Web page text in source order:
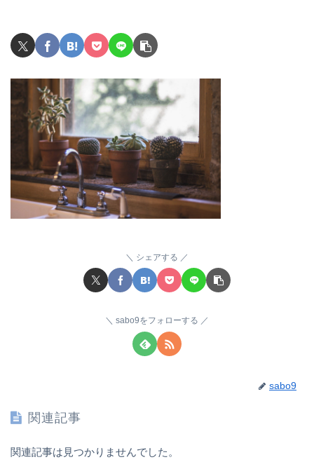
シェアする
sabo9をフォローする
sabo9
関連記事
関連記事は見つかりませんでした。